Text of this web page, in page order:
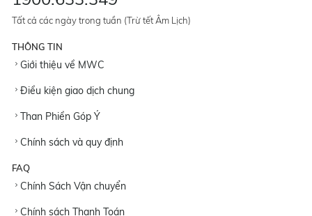
Tất cả các ngày trong tuần (Trừ tết Âm Lịch)
THÔNG TIN
Giới thiệu về MWC
Điều kiện giao dịch chung
Than Phiền Góp Ý
Chính sách và quy định
FAQ
Chính Sách Vận chuyển
Chính sách Thanh Toán